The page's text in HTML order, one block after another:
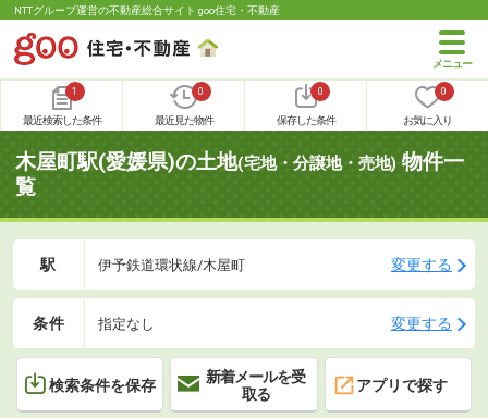
NTTグループ運営の不動産総合サイト goo住宅・不動産
1
最近検索した条件
0
最近見た物件
0
保存した条件
0
お気に入り
木屋町駅(愛媛県)の土地(宅地・分譲地・売地) 物件一
覧
駅 伊予鉄道環状線/木屋町 変更する
条件 指定なし 変更する
検索条件を保存
新着メールを受
取る
アプリで探す